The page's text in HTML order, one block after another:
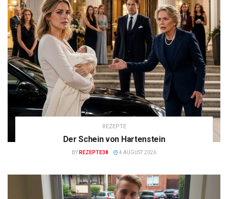
REZEPTE
Der Schein von Hartenstein
BY REZEPTE38 4 AUGUST 2026